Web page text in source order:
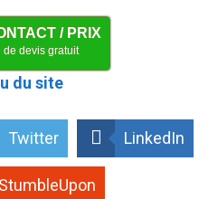
/ PRIX
de devis gratuit
du site
Twitter LinkedIn
StumbleUpon